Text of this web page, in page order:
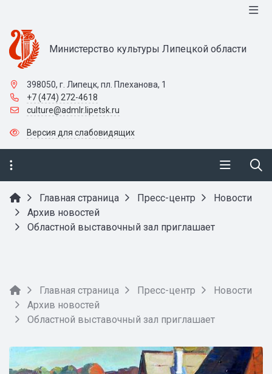
Министерство культуры Липецкой области
398050, г. Липецк, пл. Плеханова, 1
+7 (474) 272-4618
culture@admlr.lipetsk.ru
Версия для слабовидящих
Главная страница Пресс-центр
Новости
Архив новостей
Областной выставочный зал приглашает
Главная страница Пресс-центр
Новости
Архив новостей
Областной выставочный зал приглашает